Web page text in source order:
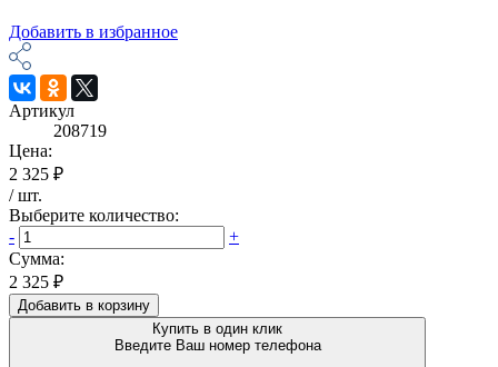
Добавить в избранное
Артикул
208719
Цена:
2 325 ₽
/шт.
Выберите количество:
-
+
Сумма:
2 325 ₽
Добавить в корзину
Купить в один клик
Введите Ваш номер телефона